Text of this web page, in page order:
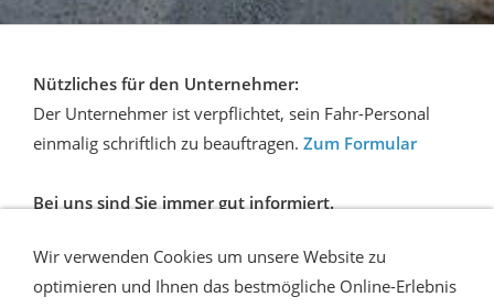
Nützliches für den Unternehmer:
Der Unternehmer ist verpflichtet, sein Fahr-Personal
einmalig schriftlich zu beauftragen. Zum Formular
Bei uns sind Sie immer gut informiert.
Wir verwenden Cookies um unsere Website zu
optimieren und Ihnen das bestmögliche Online-Erlebnis